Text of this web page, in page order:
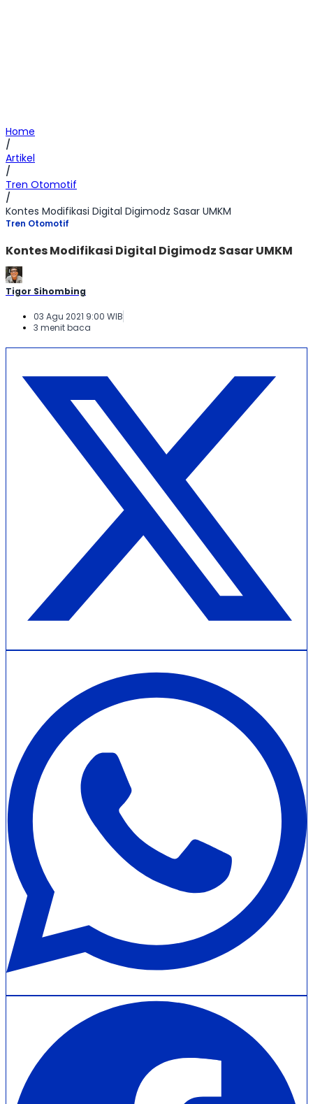
Home
/
Artikel
/
Tren Otomotif
/
Kontes Modifikasi Digital Digimodz Sasar UMKM
Tren Otomotif
Kontes Modifikasi Digital Digimodz Sasar UMKM
Tigor Sihombing
03 Agu 2021 9:00 WIB
3 menit baca